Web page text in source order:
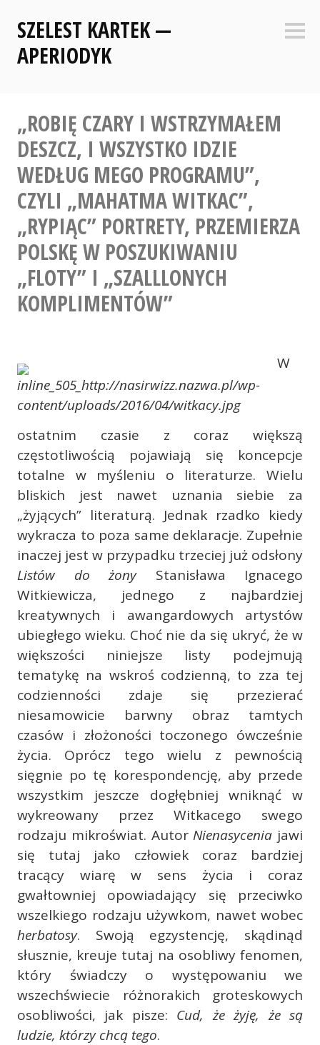
content
SZELEST KARTEK —
APERIODYK
„ROBIĘ CZARY I WSTRZYMAŁEM
DESZCZ, I WSZYSTKO IDZIE
WEDŁUG MEGO PROGRAMU”,
CZYLI „MAHATMA WITKAC”,
„RYPIĄC” PORTRETY, PRZEMIERZA
POLSKĘ W POSZUKIWANIU
„FLOTY” I „SZALLLONYCH
KOMPLIMENTÓW”
W
ostatnim czasie z coraz większą
częstotliwością pojawiają się koncepcje
totalne w myśleniu o literaturze. Wielu
bliskich jest nawet uznania siebie za
„żyjących” literaturą. Jednak rzadko kiedy
wykracza to poza same deklaracje. Zupełnie
inaczej jest w przypadku trzeciej już odsłony
Listów do żonyStanisława Ignacego
Witkiewicza, jednego z najbardziej
kreatywnych i awangardowych artystów
ubiegłego wieku. Choć nie da się ukryć, że w
większości niniejsze listy podejmują
tematykę na wskroś codzienną, to zza tej
codzienności zdaje się przezierać
niesamowicie barwny obraz tamtych
czasów i złożoności toczonego ówcześnie
życia. Oprócz tego wielu z pewnością
sięgnie po tę korespondencję, aby przede
wszystkim jeszcze dogłębniej wniknąć w
wykreowany przez Witkacego swego
rodzaju mikroświat. Autor Nienasycenia jawi
się tutaj jako człowiek coraz bardziej
tracący wiarę w sens życia i coraz
gwałtowniej opowiadający się przeciwko
wszelkiego rodzaju używkom, nawet wobec
herbatosy. Swoją egzystencję, skądinąd
słusznie, kreuje tutaj na osobliwy fenomen,
który świadczy o występowaniu we
wszechświecie różnorakich groteskowych
osobliwości, jak pisze: Cud, że żyję, że są
ludzie, którzy chcą tego.